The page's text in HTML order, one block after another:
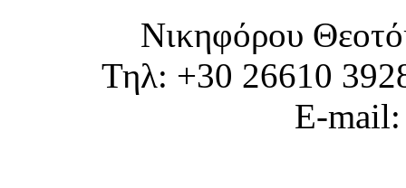
Νικηφόρου
Τηλ: +30 26610
E-